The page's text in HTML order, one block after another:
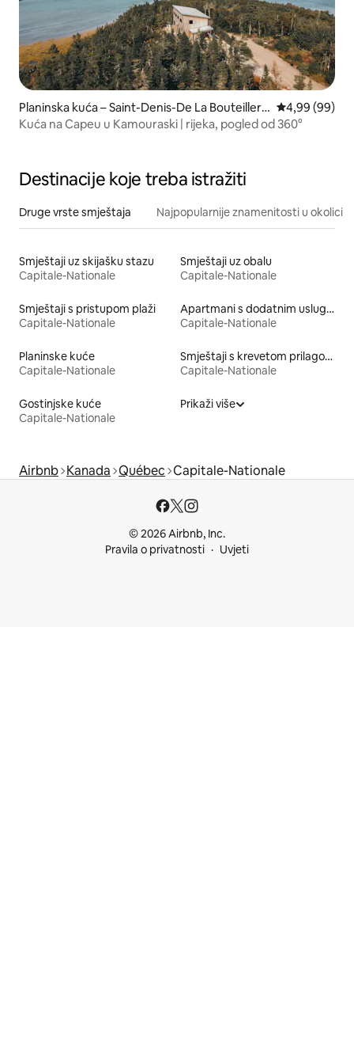
Planinska kuća – Saint-Denis-De La Bouteilleri
e
Prosječna
4,99 (99)
Kuća na Capeu u Kamouraski | rijeka, pogled od 360°
Destinacije koje treba istražiti
Druge vrste smještaja Najpopularnije znamenitosti u okolici
Smještaji uz skijašku stazu
Capitale-Nationale
Smještaji uz obalu
Capitale-Nationale
Smještaji s pristupom plaži
Capitale-Nationale
Apartmani s dodatnim uslugama
Capitale-Nationale
Planinske kuće
Capitale-Nationale
Smještaji s krevetom prilagođene visine
Capitale-Nationale
Gostinjske kuće
Capitale-Nationale
Prikaži više
Airbnb Kanada Québec Capitale-Nationale
© 2026 Airbnb, Inc.
Pravila o privatnosti
Uvjeti